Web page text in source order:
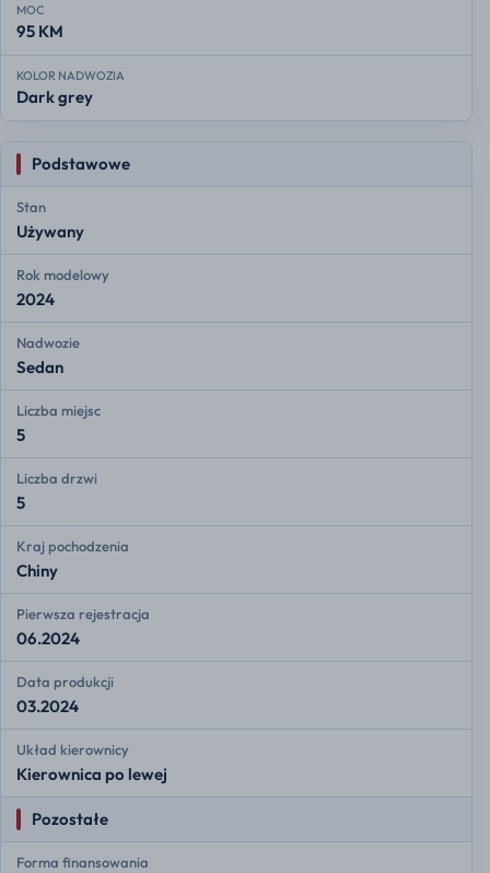
MOC
95 KM
KOLOR NADWOZIA
Dark grey
Podstawowe
Stan
Używany
Rok modelowy
2024
Nadwozie
Sedan
Liczba miejsc
5
Liczba drzwi
5
Kraj pochodzenia
Chiny
Pierwsza rejestracja
06.2024
Data produkcji
03.2024
Układ kierownicy
Kierownica po lewej
Pozostałe
Forma finansowania